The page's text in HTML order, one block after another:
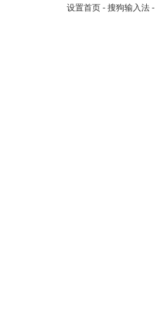
设置首页 - 搜狗输入法 -